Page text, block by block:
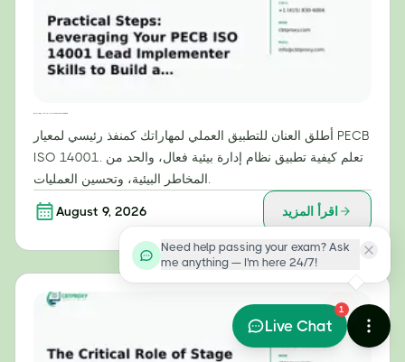
أطلق العنان للتطبيق العملي لمهاراتك كمنفذ رئيسي لمعيار PECB
ISO 14001. تعلم كيفية تطبيق نظام إدارة بيئية فعال، والحد من
August 9, 2026 اقرأ المزيد
Need help passing your exam? Ask
me anything — I'm here 24/7!
1
Live Chat